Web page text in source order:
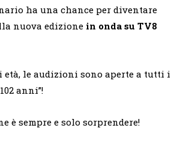
ha una chance per diventare
nuova edizione in onda su TV8
età, le audizioni sono aperte a tutti i
anni”!
è sempre e solo sorprendere!